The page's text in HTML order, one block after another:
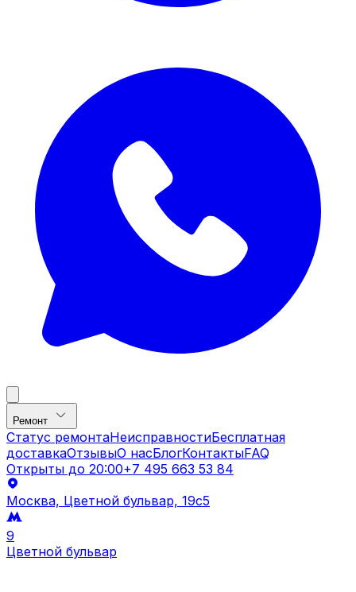
Ремонт
Статус ремонтаНеисправностиБесплатная
доставкаОтзывыО насБлогКонтактыFAQ
Открыты до 20:00+7 495 663 53 84
Москва, Цветной бульвар, 19c5
9
Цветной бульвар